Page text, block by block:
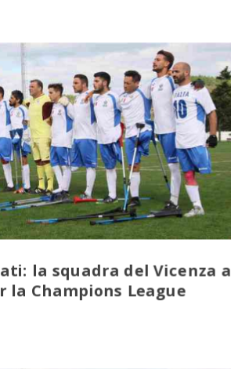
la squadra del Vicenza a
la Champions League